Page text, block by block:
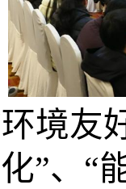
境友
”、“